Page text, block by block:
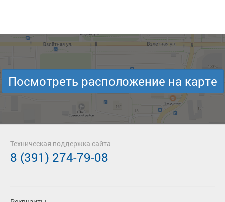
Посмотреть расположение на карте
Техническая поддержка сайта
8 (391) 274-79-08